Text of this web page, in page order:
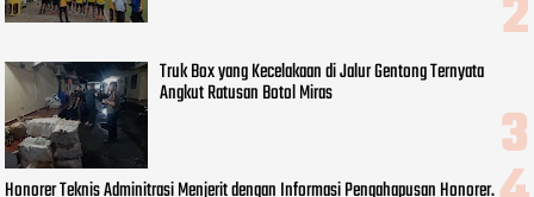
Truk Box yang Kecelakaan di Jalur Gentong Ternyata
Angkut Ratusan Botol Miras